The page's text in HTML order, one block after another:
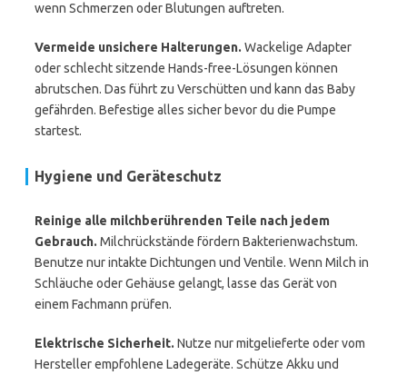
wenn Schmerzen oder Blutungen auftreten.
Vermeide unsichere Halterungen. Wackelige Adapter
oder schlecht sitzende Hands-free-Lösungen können
abrutschen. Das führt zu Verschütten und kann das Baby
gefährden. Befestige alles sicher bevor du die Pumpe
startest.
Hygiene und Geräteschutz
Reinige alle milchberührenden Teile nach jedem
Gebrauch. Milchrückstände fördern Bakterienwachstum.
Benutze nur intakte Dichtungen und Ventile. Wenn Milch in
Schläuche oder Gehäuse gelangt, lasse das Gerät von
einem Fachmann prüfen.
Elektrische Sicherheit. Nutze nur mitgelieferte oder vom
Hersteller empfohlene Ladegeräte. Schütze Akku und